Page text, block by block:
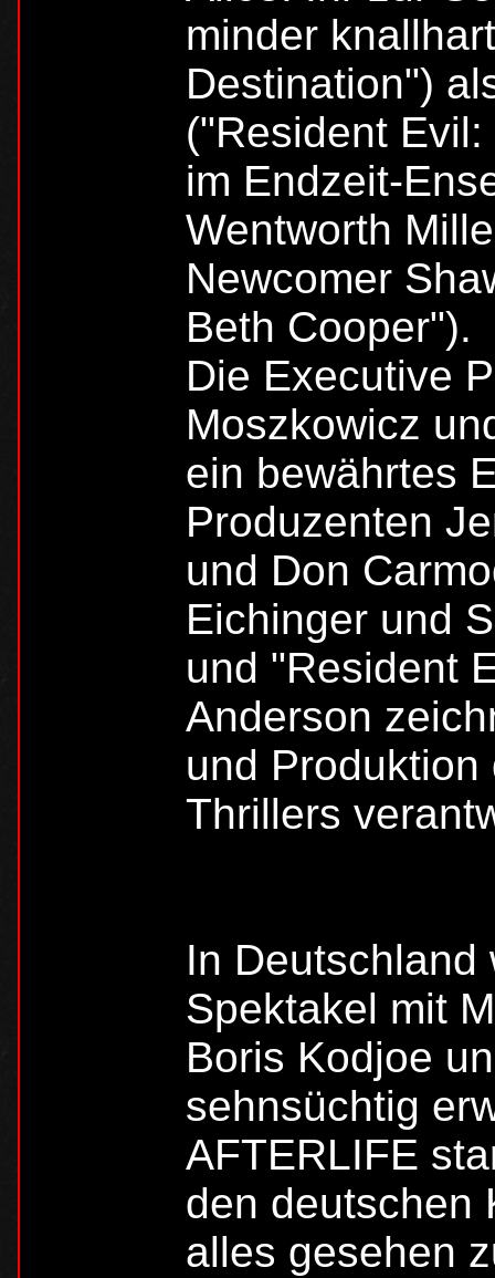
minder
Destination")
("Resident
im Endzeit-
Wentworth
Newcomer
Beth Cooper").
Die Executive
Moszkowicz
ein bewährtes
Produzenten
und Don
Eichinger und
und "Resident
Anderson
und
Thrillers
In Deutschland
Spektakel mit
Boris Kodjoe
sehnsüchtig
AFTERLIFE
den deutschen
alles gesehen